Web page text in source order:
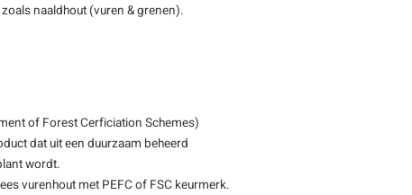
naaldhout (vuren & grenen).
of Forest Cerficiation Schemes)
dat uit een duurzaam beheerd
wordt.
vurenhout met PEFC of FSC keurmerk.